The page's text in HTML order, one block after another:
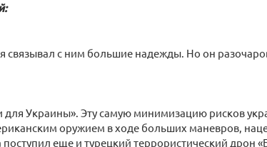
связывал с ним большие надежды. Но он
для Украины». Эту самую минимизацию рисков
оружием в ходе больших маневров,
поступил еще и турецкий террористический дрон